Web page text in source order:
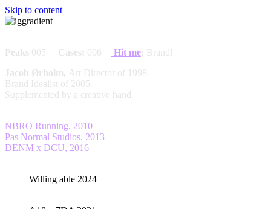
Skip to content
Peaks 005 Cases: 006 Hit me: Brand!
Jacob Ørholm, Art Director of 1998-
Brand Idealist of 2005-
Supplemented by a creative hand.
NBRO Running, 2010
Pas Normal Studios, 2013
DENM x DCU, 2016
Willing able 2024